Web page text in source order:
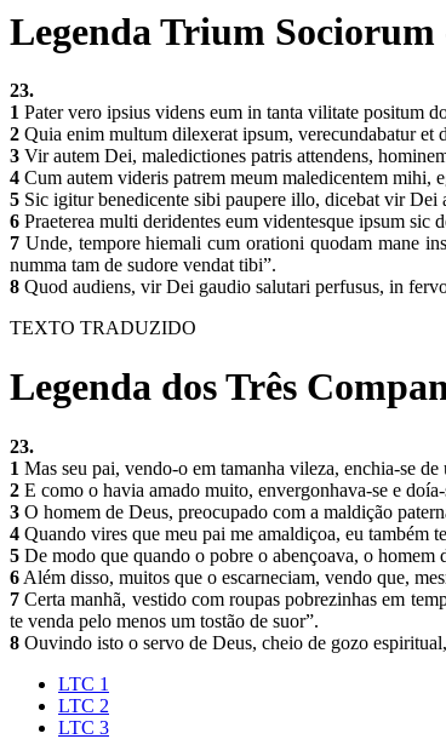
Legenda Trium Sociorum
23.
1 Pater vero ipsius videns eum in tanta vilitate positum
2 Quia enim multum dilexerat ipsum, verecundabatur et
3 Vir autem Dei, maledictiones patris attendens,
4 Cum autem videris patrem meum maledicentem mihi,
5 Sic igitur benedicente sibi paupere illo, dicebat vir Dei
6 Praeterea multi deridentes eum videntesque ipsum sic
7 Unde, tempore hiemali cum orationi quodam mane
numma tam de sudore vendat tibi”.
8 Quod audiens, vir Dei gaudio salutari perfusus, in
TEXTO TRADUZIDO
Legenda dos Três
23.
1 Mas seu pai, vendo-o em tamanha vileza, enchia-se de
2 E como o havia amado muito, envergonhava-se e
3 O homem de Deus, preocupado com a maldição
4 Quando vires que meu pai me amaldiçoa, eu também
5 De modo que quando o pobre o abençoava, o homem
6 Além disso, muitos que o escarneciam, vendo que,
7 Certa manhã, vestido com roupas pobrezinhas em
te venda pelo menos um tostão de suor”.
8 Ouvindo isto o servo de Deus, cheio de gozo
LTC 1
LTC 2
LTC 3